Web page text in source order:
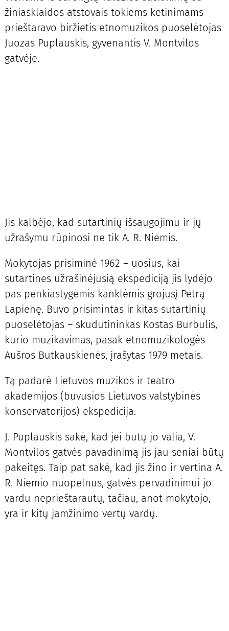
žiniasklaidos atstovais tokiems ketinimams
prieštaravo biržietis etnomuzikos puoselėtojas
Juozas Puplauskis, gyvenantis V. Montvilos
gatvėje.
Jis kalbėjo, kad sutartinių išsaugojimu ir jų
užrašymu rūpinosi ne tik A. R. Niemis.
Mokytojas prisiminė 1962 – uosius, kai
sutartines užrašinėjusią ekspediciją jis lydėjo
pas penkiastygėmis kanklėmis grojusį Petrą
Lapienę. Buvo prisimintas ir kitas sutartinių
puoselėtojas – skudutininkas Kostas Burbulis,
kurio muzikavimas, pasak etnomuzikologės
Aušros Butkauskienės, įrašytas 1979 metais.
Tą padarė Lietuvos muzikos ir teatro
akademijos (buvusios Lietuvos valstybinės
konservatorijos) ekspedicija.
J. Puplauskis sakė, kad jei būtų jo valia, V.
Montvilos gatvės pavadinimą jis jau seniai būtų
pakeitęs. Taip pat sakė, kad jis žino ir vertina A.
R. Niemio nuopelnus, gatvės pervadinimui jo
vardu neprieštarautų, tačiau, anot mokytojo,
yra ir kitų įamžinimo vertų vardų.